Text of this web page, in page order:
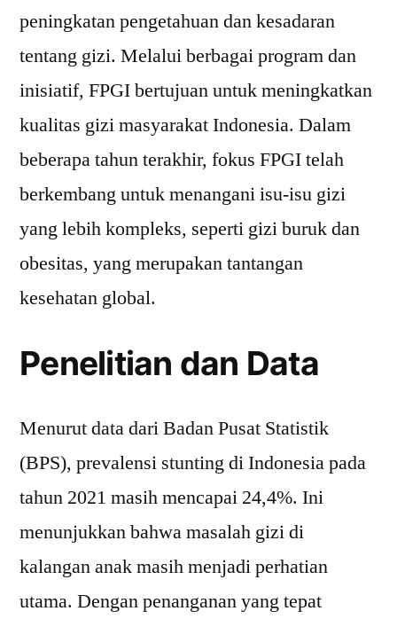
peningkatan pengetahuan dan kesadaran
tentang gizi. Melalui berbagai program dan
inisiatif, FPGI bertujuan untuk meningkatkan
kualitas gizi masyarakat Indonesia. Dalam
beberapa tahun terakhir, fokus FPGI telah
berkembang untuk menangani isu-isu gizi
yang lebih kompleks, seperti gizi buruk dan
obesitas, yang merupakan tantangan
kesehatan global.
Penelitian dan Data
Menurut data dari Badan Pusat Statistik
(BPS), prevalensi stunting di Indonesia pada
tahun 2021 masih mencapai 24,4%. Ini
menunjukkan bahwa masalah gizi di
kalangan anak masih menjadi perhatian
utama. Dengan penanganan yang tepat